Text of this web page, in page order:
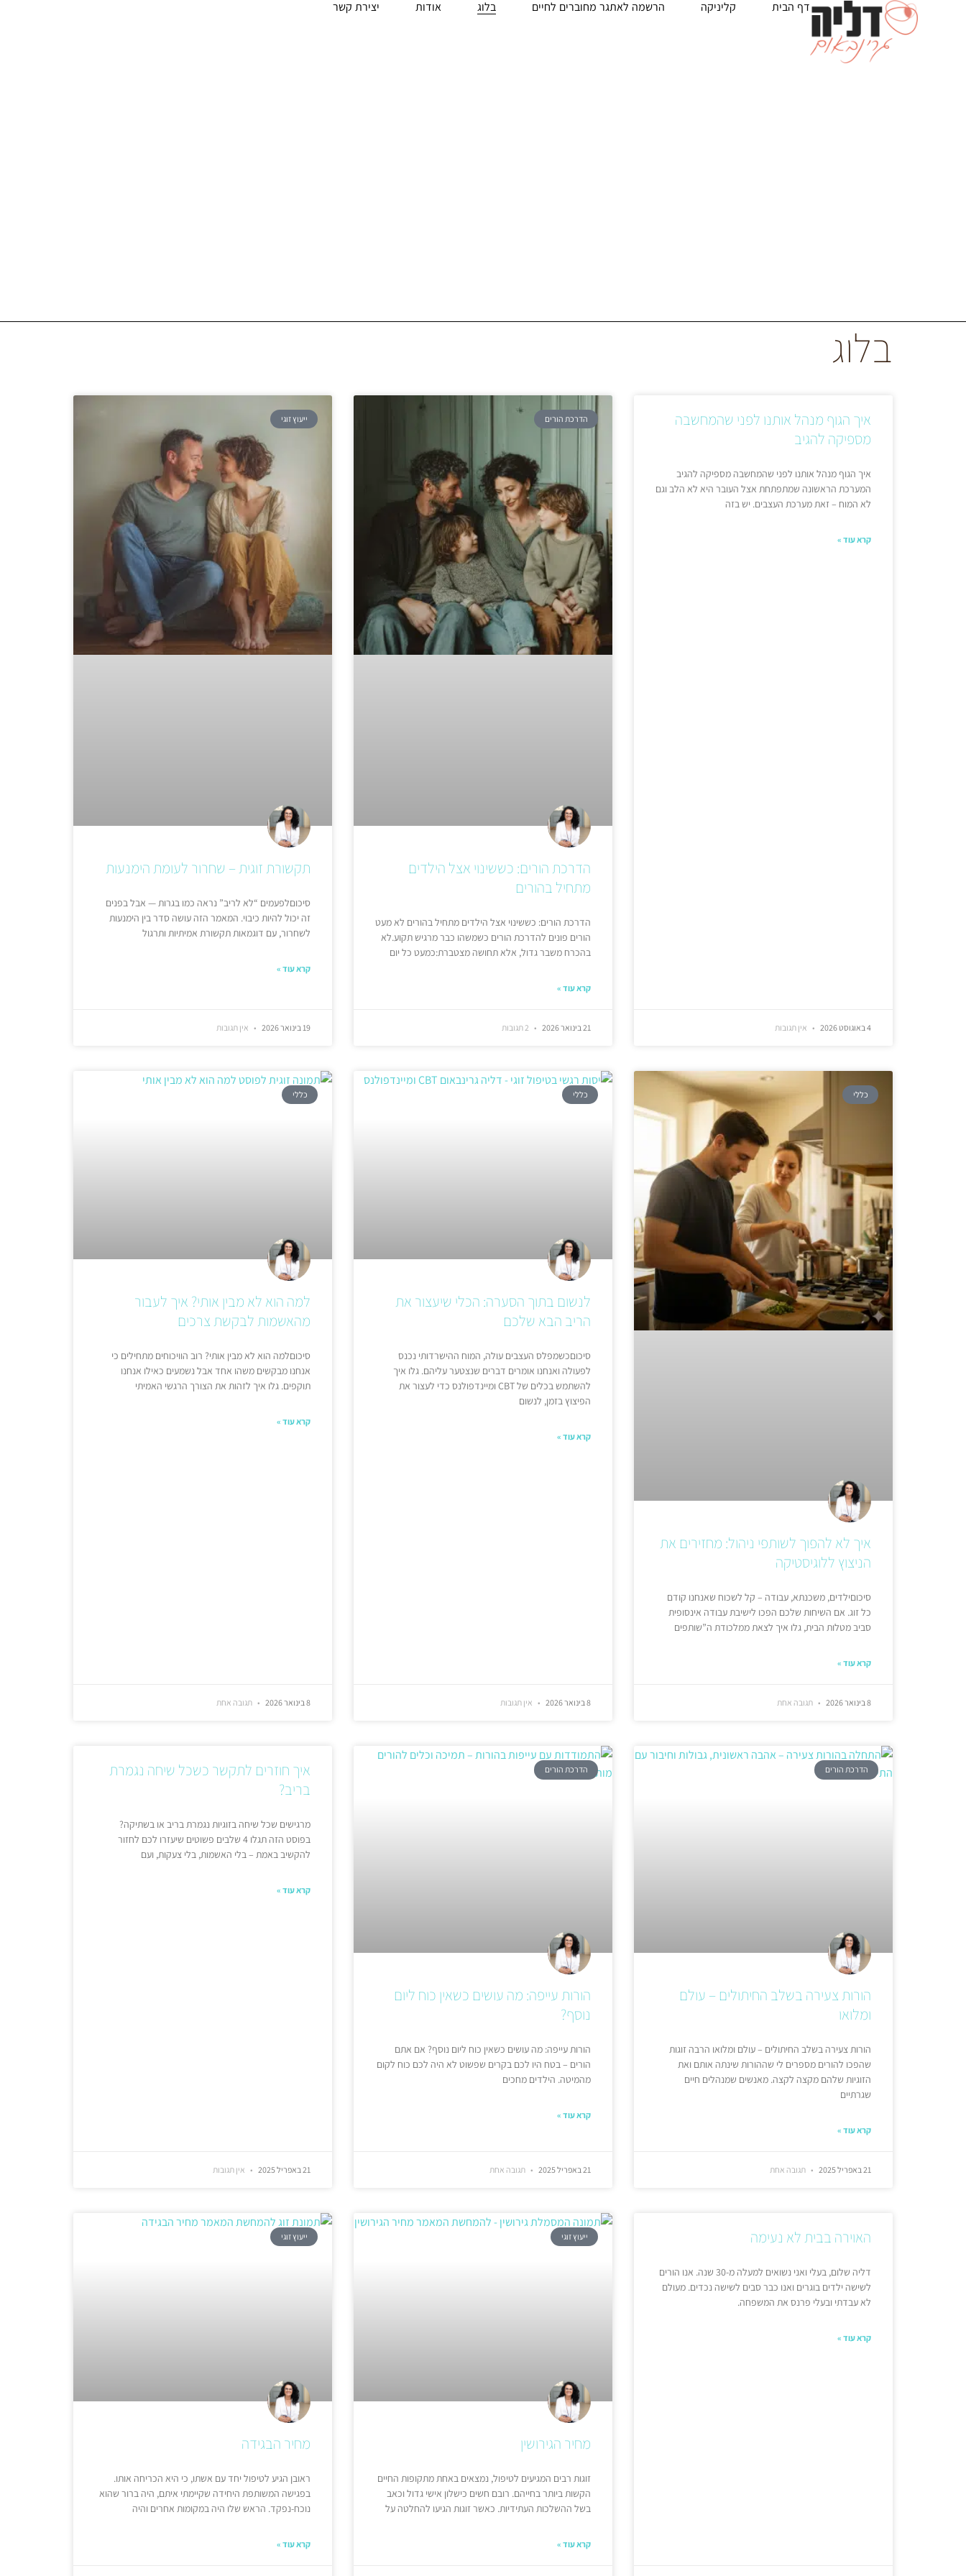
דף הבית קליניקה הרשמה לאתגר מחוברים לחיים בלוג אודות יצירת קשר
בלוג
‏איך הגוף מנהל אותנו לפני שהמחשבה
מספיקה להגיב
איך הגוף מנהל אותנו לפני שהמחשבה מספיקה להגיב
המערכת הראשונה שמתפתחת אצל העובר היא לא הלב וגם
לא המוח – זאת מערכת העצבים. יש בזה
קרא עוד »
4 באוגוסט 2026 אין תגובות
הדרכת הורים
הדרכת הורים: כששינוי אצל הילדים
מתחיל בהורים
הדרכת הורים: כששינוי אצל הילדים מתחיל בהורים לא מעט
הורים פונים להדרכת הורים כשמשהו כבר מרגיש תקוע.לא
בהכרח משבר גדול, אלא תחושה מצטברת:כמעט כל יום
קרא עוד »
21 בינואר 2026
ייעוץ זוגי
תקשורת זוגית – שחרור לעומת הימנעות
סיכוםלפעמים “לא לריב” נראה כמו בגרות — אבל בפנים
זה יכול להיות כיבוי. המאמר הזה עושה סדר בין הימנעות
לשחרור, עם דוגמאות תקשורת אמיתיות ותרגול
קרא עוד »
19 בינואר 2026 אין תגובות
כללי
איך לא להפוך לשותפי ניהול: מחזירים את
הניצוץ ללוגיסטיקה
סיכוםילדים, משכנתא, עבודה – קל לשכוח שאנחנו קודם
כל זוג. אם השיחות שלכם הפכו לישיבת עבודה אינסופית
סביב מטלות הבית, גלו איך לצאת ממלכודת ה”שותפים
קרא עוד »
8 בינואר 2026 תגובה אחת
כללי
לנשום בתוך הסערה: הכלי שיעצור את
הריב הבא שלכם
סיכוםכשמפלס העצבים עולה, המוח ההישרדותי נכנס
לפעולה ואנחנו אומרים דברים שנצטער עליהם. גלו איך
להשתמש בכלים של CBT ומיינדפולנס כדי לעצור את
הפיצוץ בזמן, לנשום
קרא עוד »
8 בינואר 2026 אין תגובות
כללי
למה הוא לא מבין אותי? איך לעבור
מהאשמות לבקשת צרכים
סיכוםלמה הוא לא מבין אותי? רוב הוויכוחים מתחילים כי
אנחנו מבקשים משהו אחד אבל נשמעים כאילו אנחנו
תוקפים. גלו איך לזהות את הצורך הרגשי האמיתי
קרא עוד »
8 בינואר 2026 תגובה אחת
הדרכת הורים
הורות צעירה בשלב החיתולים – עולם
ומלואו
הורות צעירה בשלב החיתולים – עולם ומלואו הרבה זוגות
שהפכו להורים מספרים לי שההורות שינתה אותם ואת
הזוגיות שלהם מקצה לקצה. מאנשים שמנהלים חיים
שגרתיים
קרא עוד »
21 באפריל 2025 תגובה אחת
הדרכת הורים
הורות עייפה: מה עושים כשאין כוח ליום
נוסף?
הורות עייפה: מה עושים כשאין כוח ליום נוסף? אם אתם
הורים – בטח היו לכם בקרים שפשוט לא היה לכם כוח לקום
מהמיטה. הילדים מחכים
קרא עוד »
21 באפריל 2025 תגובה אחת
איך חוזרים לתקשר כשכל שיחה נגמרת
בריב?
מרגישים שכל שיחה בזוגיות נגמרת בריב או בשתיקה?
בפוסט הזה תגלו 4 שלבים פשוטים שיעזרו לכם לחזור
להקשיב באמת – בלי האשמות, בלי צעקות, ועם
קרא עוד »
21 באפריל 2025 אין תגובות
האוירה בבית לא נעימה
דליה שלום, בעלי ואני נשואים למעלה מ-30 שנה. אנו הורים
לשישה ילדים בוגרים ואנו כבר סבים לשישה נכדים. מעולם
לא עבדתי ובעלי פרנס את המשפחה.
קרא עוד »
ייעוץ זוגי
מחיר הגירושין
זוגות רבים המגיעים לטיפול, נמצאים באחת מתקופות החיים
הקשות ביותר בחייהם. רובם חשים כישלון אישי גדול וכאב
בשל ההשלכות העתידיות. כאשר זוגות הגיעו להחלטה על
קרא עוד »
ייעוץ זוגי
מחיר הבגידה
ראובן הגיע לטיפול יחד עם אשתו, כי היא הכריחה אותו.
בפגישה המשותפת היחידה שקיימתי איתם, היה ברור שהוא
נוכח-נפקד. הראש שלו היה במקומות אחרים והיה
קרא עוד »